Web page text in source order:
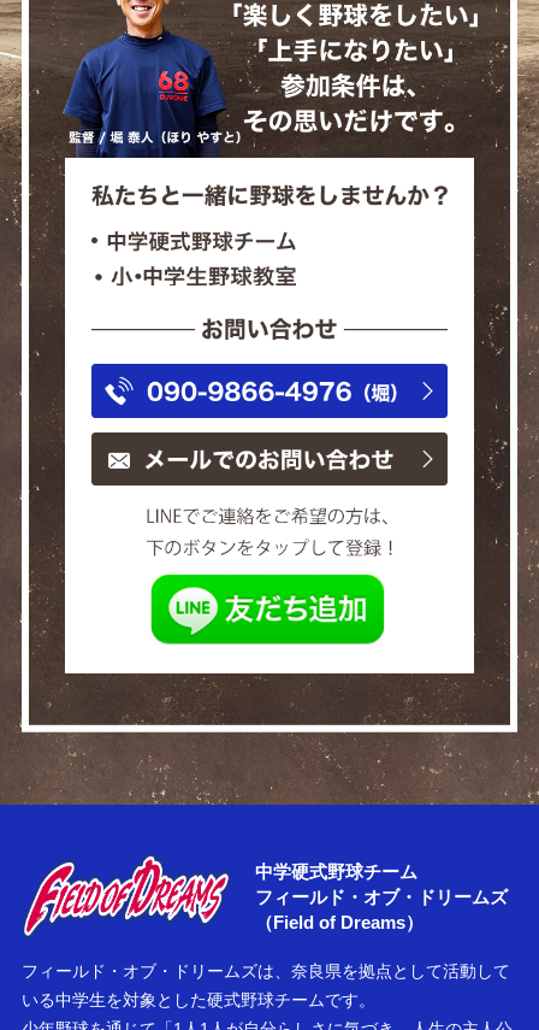
「
私たち
（フィ
（FOD
お問い
TEL:090-
メールで
LINEでご連絡
代表 / 堀 泰人（ほり やすと）
Field of Dreams
中学硬式野球チーム
フィールド・オブ・ドリームズ
（Field of Dreams）
フィールド・オブ・ドリームズは、奈良県を拠点として活動して
いる中学生を対象とした硬式野球チームです。